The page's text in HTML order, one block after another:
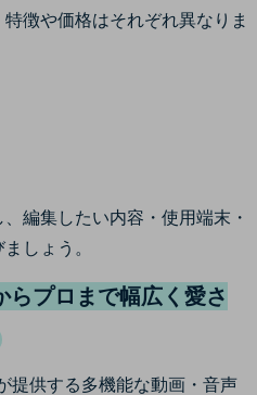
徴や価格はそれぞれ異なりま
編集したい内容・使用端末・
しょう。
プロまで幅広く愛さ
提供する多機能な動画・音声